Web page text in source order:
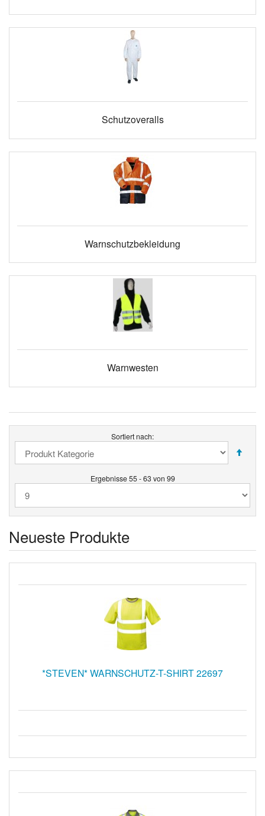
Schutzoveralls
Warnschutzbekleidung
Warnwesten
Sortiert nach:
Ergebnisse 55 - 63 von 99
Neueste Produkte
*STEVEN* WARNSCHUTZ-T-SHIRT 22697